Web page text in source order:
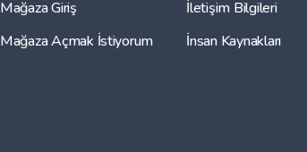
Mağaza Giriş
Mağaza Açmak İstiyorum
İletişim Bilgileri
İnsan Kaynakları